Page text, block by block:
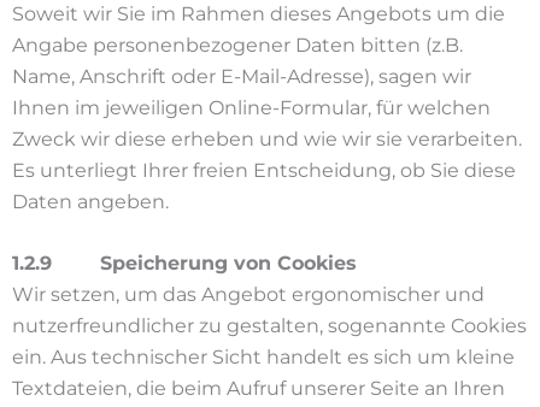
Soweit wir Sie im Rahmen dieses Angebots um die
Angabe personenbezogener Daten bitten (z.B.
Name, Anschrift oder E-Mail-Adresse), sagen wir
Ihnen im jeweiligen Online-Formular, für welchen
Zweck wir diese erheben und wie wir sie verarbeiten.
Es unterliegt Ihrer freien Entscheidung, ob Sie diese
Daten angeben.
1.2.9 Speicherung von Cookies
Wir setzen, um das Angebot ergonomischer und
nutzerfreundlicher zu gestalten, sogenannte Cookies
ein. Aus technischer Sicht handelt es sich um kleine
Textdateien, die beim Aufruf unserer Seite an Ihren